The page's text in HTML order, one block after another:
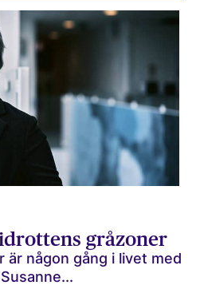
gråzoner
är någon gång i livet med